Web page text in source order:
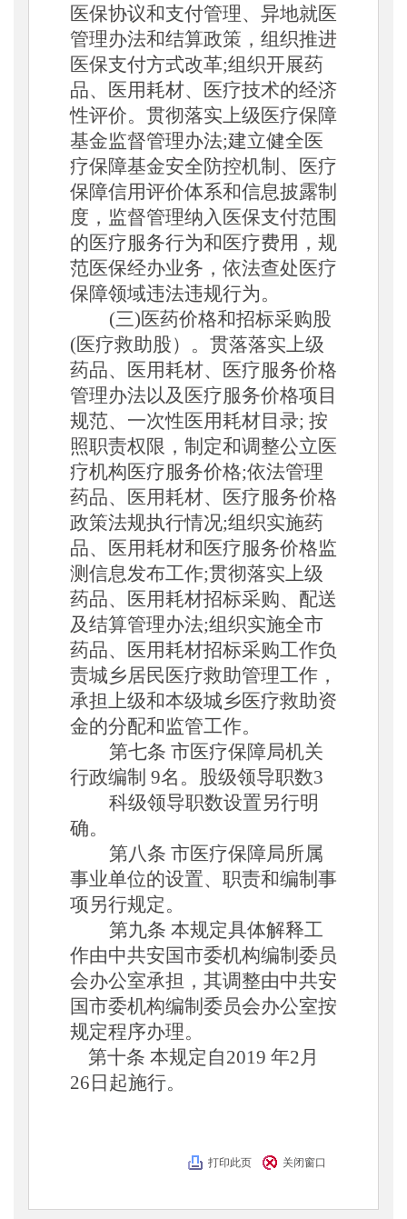
医保协议和支付管理、异地就医
管理办法和结算政策，组织推进
医保支付方式改革;组织开展药
品、医用耗材、医疗技术的经济
性评价。贯彻落实上级医疗保障
基金监督管理办法;建立健全医
疗保障基金安全防控机制、医疗
保障信用评价体系和信息披露制
度，监督管理纳入医保支付范围
的医疗服务行为和医疗费用，规
范医保经办业务，依法查处医疗
保障领域违法违规行为。
(三)医药价格和招标采购股
(医疗救助股）。贯落落实上级
药品、医用耗材、医疗服务价格
管理办法以及医疗服务价格项目
规范、一次性医用耗材目录; 按
照职责权限，制定和调整公立医
疗机构医疗服务价格;依法管理
药品、医用耗材、医疗服务价格
政策法规执行情况;组织实施药
品、医用耗材和医疗服务价格监
测信息发布工作;贯彻落实上级
药品、医用耗材招标采购、配送
及结算管理办法;组织实施全市
药品、医用耗材招标采购工作负
责城乡居民医疗救助管理工作，
承担上级和本级城乡医疗救助资
金的分配和监管工作。
第七条 市医疗保障局机关
行政编制 9名。股级领导职数3
科级领导职数设置另行明
确。
第八条 市医疗保障局所属
事业单位的设置、职责和编制事
项另行规定。
第九条 本规定具体解释工
作由中共安国市委机构编制委员
会办公室承担，其调整由中共安
国市委机构编制委员会办公室按
规定程序办理。
第十条 本规定自2019 年2月
26日起施行。
打印此页 关闭窗口